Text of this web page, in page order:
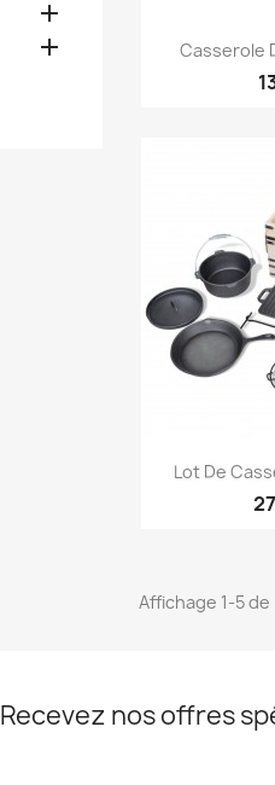

 
Casserole

Lot De
Affichage 1-5
Recevez nos offres